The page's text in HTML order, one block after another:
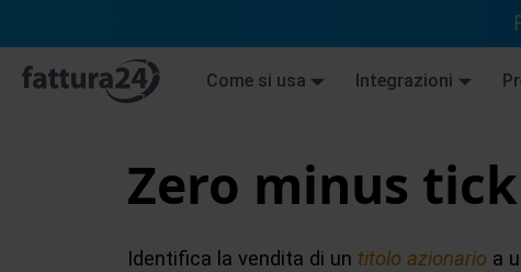
Come si usa Integrazioni
Zero minus tick
Identifica la vendita di un titolo azionario a